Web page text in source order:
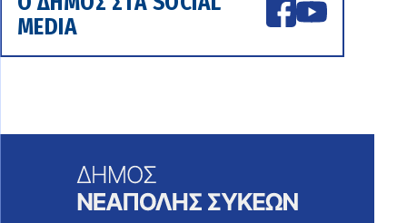
MEDIA